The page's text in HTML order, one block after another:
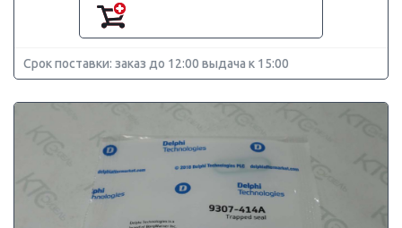
Срок поставки: заказ до 12:00 выдача к 15:00